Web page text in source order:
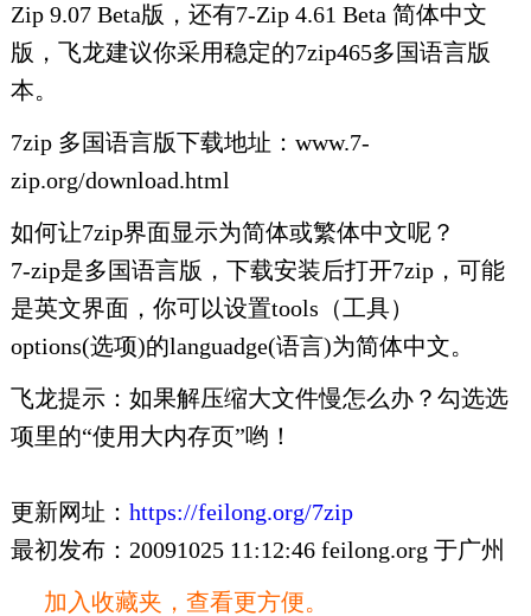
Zip 9.07 Beta版，还有7-Zip 4.61 Beta 简体中文
版，飞龙建议你采用稳定的7zip465多国语言版
本。
7zip 多国语言版下载地址：www.7-
zip.org/download.html
如何让7zip界面显示为简体或繁体中文呢？
7-zip是多国语言版，下载安装后打开7zip，可能
是英文界面，你可以设置tools（工具）
options(选项)的languadge(语言)为简体中文。
飞龙提示：如果解压缩大文件慢怎么办？勾选选
项里的“使用大内存页”哟！
更新网址： https://feilong.org/7zip
最初发布：20091025 11:12:46 feilong.org 于广州
加入收藏夹，查看更方便。